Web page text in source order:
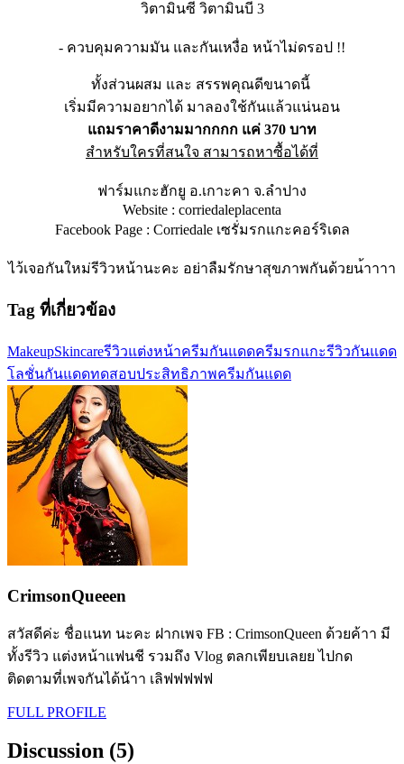
วิตามินซี วิตามินบี 3
- ควบคุมความมัน และกันเหงื่อ หน้าไม่ดรอป !!
ทั้งส่วนผสม และ สรรพคุณดีขนาดนี้
เริ่มมีความอยากได้ มาลองใช้กันแล้วแน่นอน
แถมราคาดีงามมากกกก แค่ 370 บาท
สำหรับใครที่สนใจ สามารถหาซื้อได้ที่
ฟาร์มแกะฮักยู อ.เกาะคา จ.ลำปาง
Website : corriedaleplacenta
Facebook Page : Corriedale เซรั่มรกแกะคอร์ริเดล
ไว้เจอกันใหม่รีวิวหน้านะคะ อย่าลืมรักษาสุขภาพกันด้วยน้าาาา
Tag ที่เกี่ยวข้อง
MakeupSkincareรีวิวแต่งหน้าครีมกันแดดครีมรกแกะรีวิวกันแดด
โลชั่นกันแดดทดสอบประสิทธิภาพครีมกันแดด
CrimsonQueeen
สวัสดีค่ะ ชื่อแนท นะคะ ฝากเพจ FB : CrimsonQueen ด้วยค้าา มี
ทั้งรีวิว แต่งหน้าแฟนชี รวมถึง Vlog ตลกเพียบเลยย ไปกด
ติดตามที่เพจกันได้น้าา เลิฟฟฟฟฟ
FULL PROFILE
Discussion (5)